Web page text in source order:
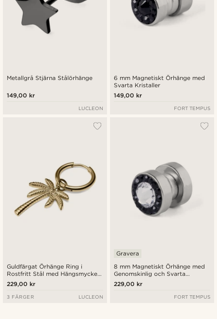
Metallgrå Stjärna Stålörhänge
149,00 kr
LUCLEON
6 mm Magnetiskt Örhänge med
Svarta Kristaller
149,00 kr
FORT TEMPUS
Guldfärgat Örhänge Ring i
Rostfritt Stål med Hängsmycke
Palm
229,00 kr
3 FÄRGER LUCLEON
8 mm Magnetiskt Örhänge med
Genomskinlig och Svarta
Kristaller
Gravera
229,00 kr
FORT TEMPUS